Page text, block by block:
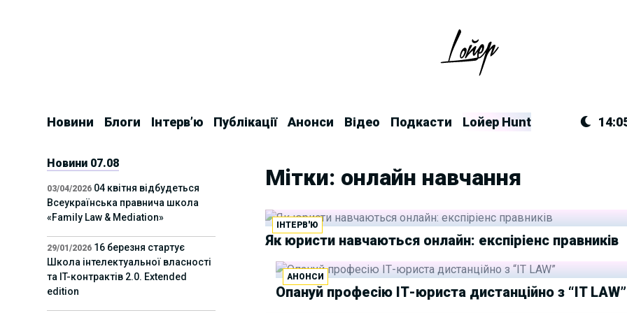
Новини Блоги Інтерв’ю Публікації Анонси Відео Подкасти Lойер Hunt
Мітки: онлайн навчання
ІНТЕРВ'Ю
Як юристи навчаються онлайн: експіріенс правників
АНОНСИ
Опануй професію ІТ-юриста дистанційно з “IT LAW”
Новини 07.08
03/04/2026 04 квітня відбудеться
Всеукраїнська правнича школа
«Family Law & Mediation»
29/01/2026 16 березня стартує
Школа інтелектуальної власності
та IT-контрактів 2.0. Extended
edition